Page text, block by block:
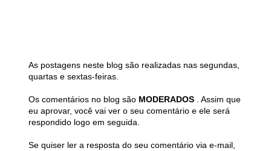
As postagens neste blog são realizadas nas segundas,
quartas e sextas-feiras.
Os comentários no blog são MODERADOS . Assim que
eu aprovar, você vai ver o seu comentário e ele será
respondido logo em seguida.
Se quiser ler a resposta do seu comentário via e-mail,